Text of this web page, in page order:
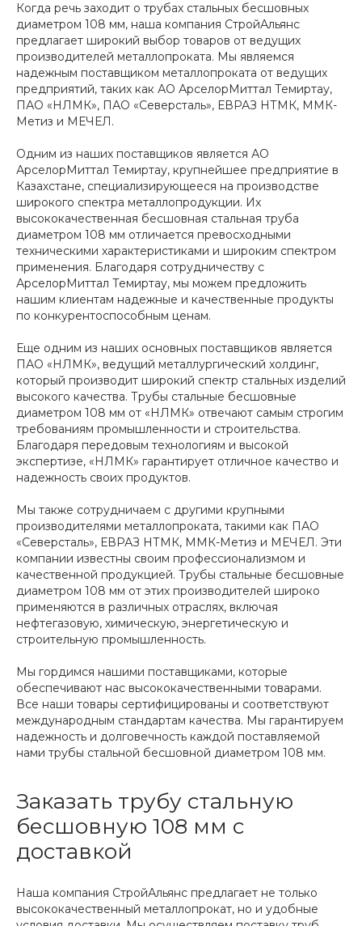
Когда речь заходит о трубах стальных бесшовных
диаметром 108 мм, наша компания СтройАльянс
предлагает широкий выбор товаров от ведущих
производителей металлопроката. Мы являемся
надежным поставщиком металлопроката от ведущих
предприятий, таких как АО АрселорМиттал Темиртау,
ПАО «НЛМК», ПАО «Северсталь», ЕВРАЗ НТМК, ММК-
Метиз и МЕЧЕЛ.
Одним из наших поставщиков является АО
АрселорМиттал Темиртау, крупнейшее предприятие в
Казахстане, специализирующееся на производстве
широкого спектра металлопродукции. Их
высококачественная бесшовная стальная труба
диаметром 108 мм отличается превосходными
техническими характеристиками и широким спектром
применения. Благодаря сотрудничеству с
АрселорМиттал Темиртау, мы можем предложить
нашим клиентам надежные и качественные продукты
по конкурентоспособным ценам.
Еще одним из наших основных поставщиков является
ПАО «НЛМК», ведущий металлургический холдинг,
который производит широкий спектр стальных изделий
высокого качества. Трубы стальные бесшовные
диаметром 108 мм от «НЛМК» отвечают самым строгим
требованиям промышленности и строительства.
Благодаря передовым технологиям и высокой
экспертизе, «НЛМК» гарантирует отличное качество и
надежность своих продуктов.
Мы также сотрудничаем с другими крупными
производителями металлопроката, такими как ПАО
«Северсталь», ЕВРАЗ НТМК, ММК-Метиз и МЕЧЕЛ. Эти
компании известны своим профессионализмом и
качественной продукцией. Трубы стальные бесшовные
диаметром 108 мм от этих производителей широко
применяются в различных отраслях, включая
нефтегазовую, химическую, энергетическую и
строительную промышленность.
Мы гордимся нашими поставщиками, которые
обеспечивают нас высококачественными товарами.
Все наши товары сертифицированы и соответствуют
международным стандартам качества. Мы гарантируем
надежность и долговечность каждой поставляемой
нами трубы стальной бесшовной диаметром 108 мм.
Заказать трубу стальную
бесшовную 108 мм с
доставкой
Наша компания СтройАльянс предлагает не только
высококачественный металлопрокат, но и удобные